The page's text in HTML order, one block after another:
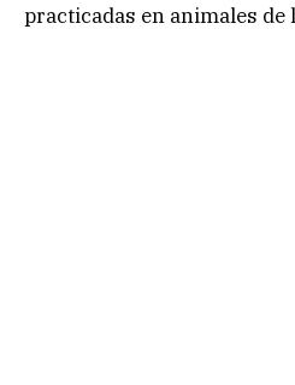
practicadas en animales de